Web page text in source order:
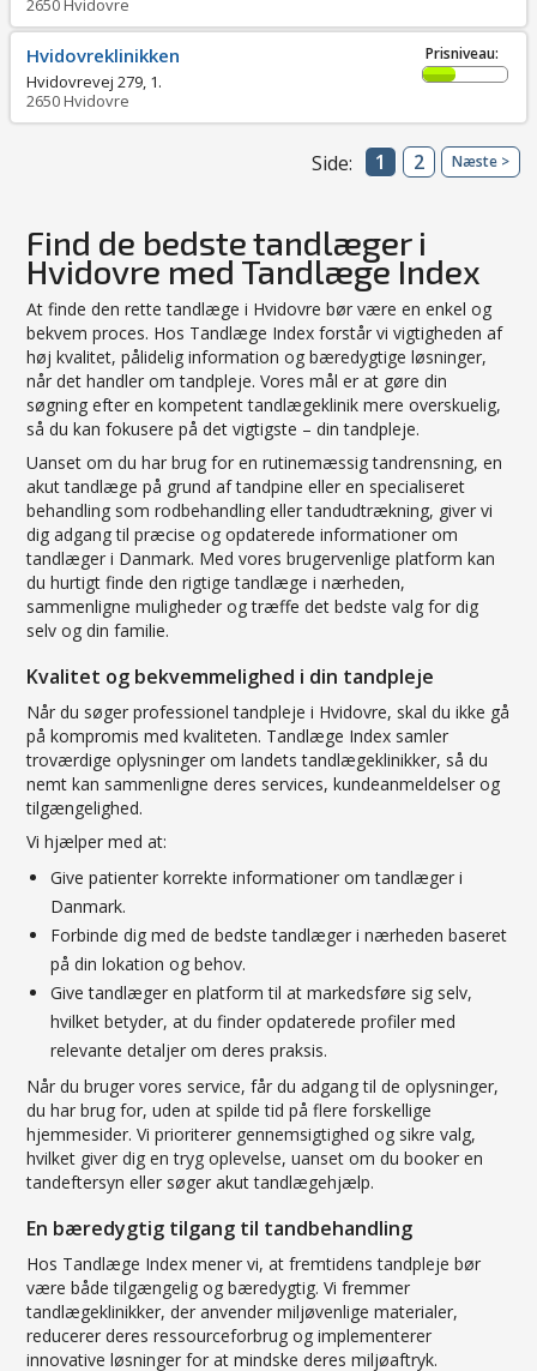
2650Hvidovre
Hvidovreklinikken
Hvidovrevej 279, 1.
2650Hvidovre
Prisniveau:
Side: 1 2 Næste >
Find de bedste tandlæger i
Hvidovre med Tandlæge Index
At finde den rette tandlæge i Hvidovre bør være en enkel og
bekvem proces. Hos Tandlæge Index forstår vi vigtigheden af
høj kvalitet, pålidelig information og bæredygtige løsninger,
når det handler om tandpleje. Vores mål er at gøre din
søgning efter en kompetent tandlægeklinik mere overskuelig,
så du kan fokusere på det vigtigste – din tandpleje.
Uanset om du har brug for en rutinemæssig tandrensning, en
akut tandlæge på grund af tandpine eller en specialiseret
behandling som rodbehandling eller tandudtrækning, giver vi
dig adgang til præcise og opdaterede informationer om
tandlæger i Danmark. Med vores brugervenlige platform kan
du hurtigt finde den rigtige tandlæge i nærheden,
sammenligne muligheder og træffe det bedste valg for dig
selv og din familie.
Kvalitet og bekvemmelighed i din tandpleje
Når du søger professionel tandpleje i Hvidovre, skal du ikke gå
på kompromis med kvaliteten. Tandlæge Index samler
troværdige oplysninger om landets tandlægeklinikker, så du
nemt kan sammenligne deres services, kundeanmeldelser og
tilgængelighed.
Vi hjælper med at:
Give patienter korrekte informationer om tandlæger i
Danmark.
Forbinde dig med de bedste tandlæger i nærheden baseret
på din lokation og behov.
Give tandlæger en platform til at markedsføre sig selv,
hvilket betyder, at du finder opdaterede profiler med
relevante detaljer om deres praksis.
Når du bruger vores service, får du adgang til de oplysninger,
du har brug for, uden at spilde tid på flere forskellige
hjemmesider. Vi prioriterer gennemsigtighed og sikre valg,
hvilket giver dig en tryg oplevelse, uanset om du booker en
tandeftersyn eller søger akut tandlægehjælp.
En bæredygtig tilgang til tandbehandling
Hos Tandlæge Index mener vi, at fremtidens tandpleje bør
være både tilgængelig og bæredygtig. Vi fremmer
tandlægeklinikker, der anvender miljøvenlige materialer,
reducerer deres ressourceforbrug og implementerer
innovative løsninger for at mindske deres miljøaftryk.